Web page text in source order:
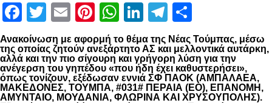
Facebook
Twitter
EmailPinterest
WhatsApp
LinkedIn
Telegram
Ανακοίνωση με αφορμή το θέμα της Νέας Τούμπας, μέσω
της οποίας ζητούν ανεξάρτητο ΑΣ και μελλοντικά αυτάρκη,
αλλά και την πιο σίγουρη και γρήγορη λύση για την
ανέγερση του γηπέδου «που ήδη έχει καθυστερήσει»,
όπως τονίζουν, εξέδωσαν εννιά ΣΦ ΠΑΟΚ (ΑΜΠΑΛΑΕΑ,
ΜΑΚΕΔΟΝΕΣ, ΤΟΥΜΠΑ, #031# ΠΕΡΑΙΑ (ΕΟ), ΕΠΑΝΟΜΗ,
ΑΜΥΝΤΑΙΟ, ΜΟΥΔΑΝΙΑ, ΦΛΩΡΙΝΑ ΚΑΙ ΧΡΥΣΟΥΠΟΛΗΣ).